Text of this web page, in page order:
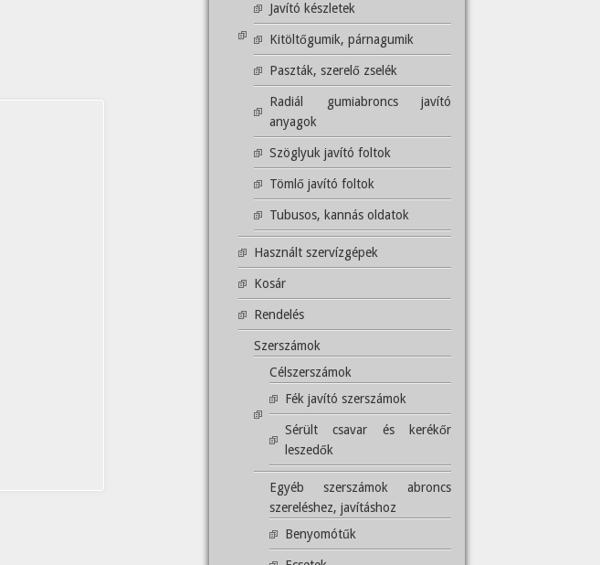
Javító készletek
Kitöltőgumik, párnagumik
Paszták, szerelő zselék
Radiál gumiabroncs javító
anyagok
Szöglyuk javító foltok
Tömlő javító foltok
Tubusos, kannás oldatok
Használt szervízgépek
Kosár
Rendelés
Szerszámok
Célszerszámok
Fék javító szerszámok
Sérült csavar és kerékőr
leszedők
Egyéb szerszámok abroncs
szereléshez, javításhoz
Benyomótűk